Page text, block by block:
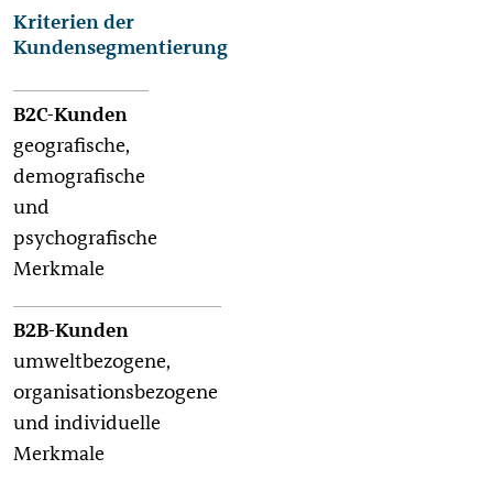
Kriterien der
Kundensegmentierung
geografische,
demografische
und
psychografische
Merkmale
umweltbezogene,
organisationsbezogene
und individuelle
Merkmale